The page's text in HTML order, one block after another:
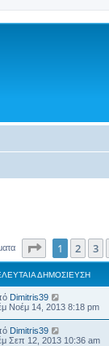
Σελίδα1 από
1 2 3
ΔΗΜΟΣΊΕΥΣΗ
Dimitris39
Νοέμ 14, 2013 8:18 pm
Dimitris39
Σεπ 12, 2013 10:36 am